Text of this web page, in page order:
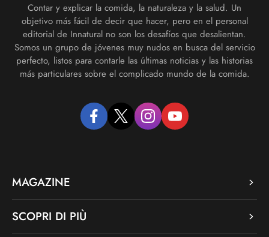
Contar y explicar la comida, la naturaleza y la salud. Un
objetivo más fácil de decir que hacer, pero en el personal
editorial de Innatural no son los desafíos que desalientan.
Somos un grupo de jóvenes muy nudos en busca del servicio
perfecto, listos para contarle las últimas noticias y las historias
más particulares sobre el complicado mundo de la comida.
facebooktwitter instagramyoutube
MAGAZINE
SCOPRI DI PIÙ